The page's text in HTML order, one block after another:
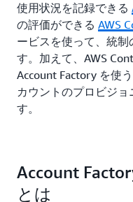
使用状況を記録できる
の評価ができる AWS
ービスを使って、統制
す。加えて、AWS
Account Factory を使
カウントのプロビジ
す。
Account
とは